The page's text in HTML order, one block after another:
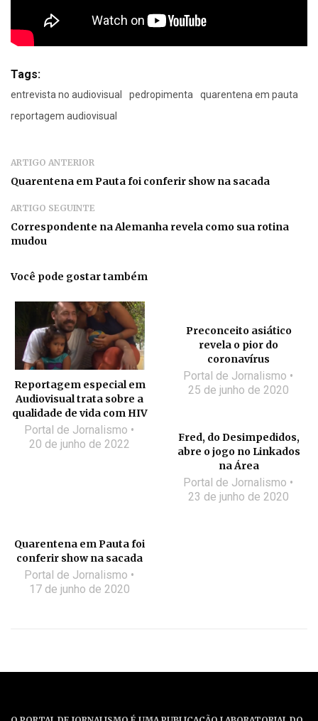
Tags:
entrevista no audiovisual pedropimenta
quarentena em pauta
reportagem audiovisual
ARTIGO ANTERIOR
Quarentena em Pauta foi conferir show na sacada
ARTIGO SEGUINTE
Correspondente na Alemanha revela como sua rotina
mudou
Você pode gostar também
Reportagem especial em
Audiovisual trata sobre a
qualidade de vida com HIV
Portal de Jornalismo
20 de junho de 2022
Preconceito asiático
revela o pior do
coronavírus
Portal de Jornalismo
25 de junho de 2020
Fred, do Desimpedidos,
abre o jogo no Linkados
na Área
Portal de Jornalismo
23 de junho de 2020
Quarentena em Pauta foi
conferir show na sacada
Portal de Jornalismo
17 de junho de 2020